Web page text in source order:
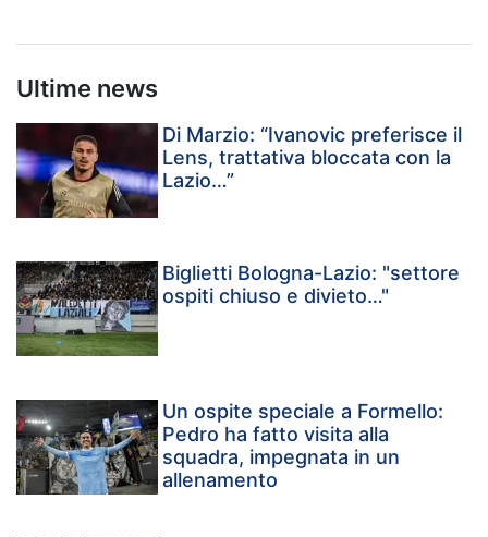
Ultime news
Di Marzio: “Ivanovic preferisce il
Lens, trattativa bloccata con la
Lazio…”
Biglietti Bologna-Lazio: "settore
ospiti chiuso e divieto…"
Un ospite speciale a Formello:
Pedro ha fatto visita alla
squadra, impegnata in un
allenamento